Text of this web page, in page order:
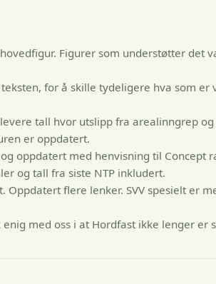
Figurer som understøtter det
for å skille tydeligere hva som er
tall hvor utslipp fra arealinngrep
er oppdatert.
oppdatert med henvisning til Concept
og tall fra siste NTP inkludert.
Oppdatert flere lenker. SVV spesielt er
med oss i at Hordfast ikke lenger er